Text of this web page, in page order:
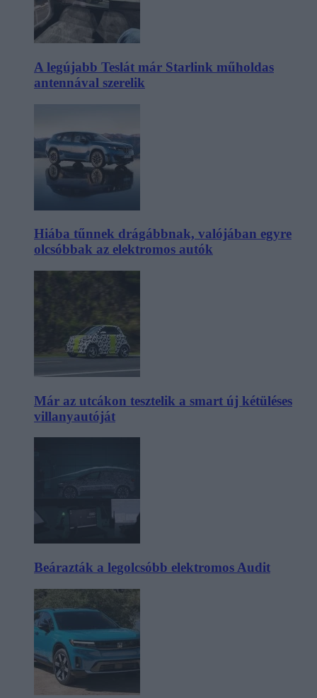
A legújabb Teslát már Starlink műholdas
antennával szerelik
Hiába tűnnek drágábbnak, valójában egyre
olcsóbbak az elektromos autók
Már az utcákon tesztelik a smart új kétüléses
villanyautóját
Beárazták a legolcsóbb elektromos Audit